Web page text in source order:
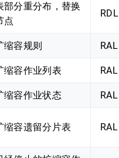
部分重分布，替换
点
RDL
缩容规则 RAL
缩容作业列表 RAL
缩容作业状态 RAL
缩容遗留分片表 RAL